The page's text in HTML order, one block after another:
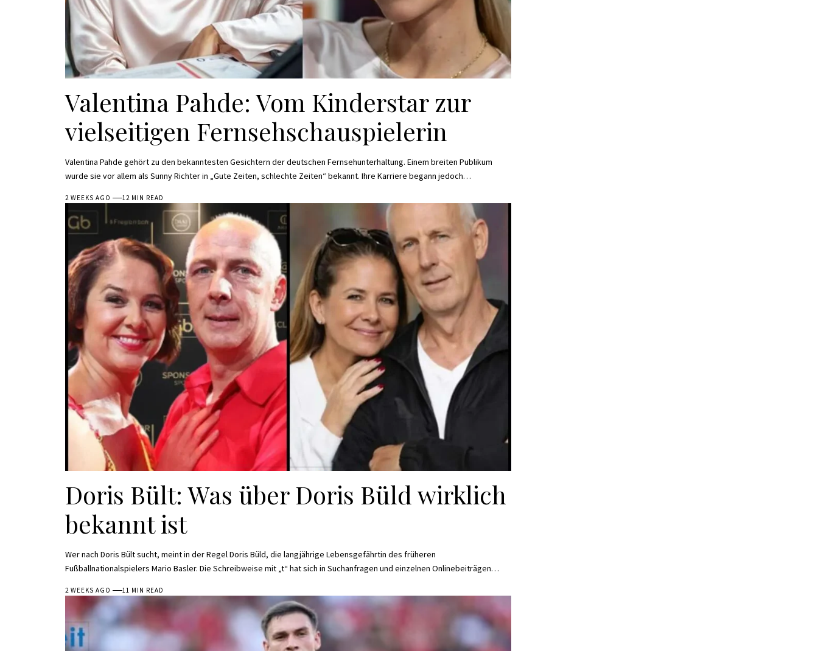
Valentina Pahde: Vom Kinderstar zur
vielseitigen Fernsehschauspielerin
Valentina Pahde gehört zu den bekanntesten Gesichtern der deutschen Fernsehunterhaltung. Einem breiten Publikum
wurde sie vor allem als Sunny Richter in „Gute Zeiten, schlechte Zeiten“ bekannt. Ihre Karriere begann jedoch…
2 WEEKS AGO 12 MIN READ
Doris Bült: Was über Doris Büld wirklich
bekannt ist
Wer nach Doris Bült sucht, meint in der Regel Doris Büld, die langjährige Lebensgefährtin des früheren
Fußballnationalspielers Mario Basler. Die Schreibweise mit „t“ hat sich in Suchanfragen und einzelnen Onlinebeiträgen…
2 WEEKS AGO 11 MIN READ